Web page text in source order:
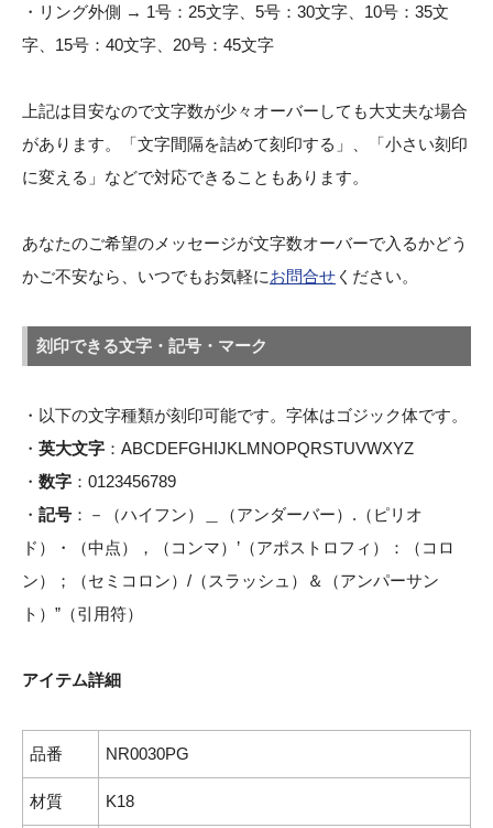
・リング外側 → 1号：25文字、5号：30文字、10号：35文
字、15号：40文字、20号：45文字
上記は目安なので文字数が少々オーバーしても大丈夫な場合
があります。「文字間隔を詰めて刻印する」、「小さい刻印
に変える」などで対応できることもあります。
あなたのご希望のメッセージが文字数オーバーで入るかどう
かご不安なら、いつでもお気軽にお問合せ ください。
刻印できる文字・記号・マーク
・以下の文字種類が刻印可能です。字体はゴジック体です。
・ 英大文字 ：ABCDEFGHIJKLMNOPQRSTUVWXYZ
・ 数字 ：0123456789
・ 記号 ：－（ハイフン）＿（アンダーバー）.（ピリオ
ド）・（中点），（コンマ）’（アポストロフィ）：（コロ
ン）；（セミコロン）/（スラッシュ）＆（アンパーサン
ト）”（引用符）
アイテム詳細
品番 NR0030PG
材質 K18